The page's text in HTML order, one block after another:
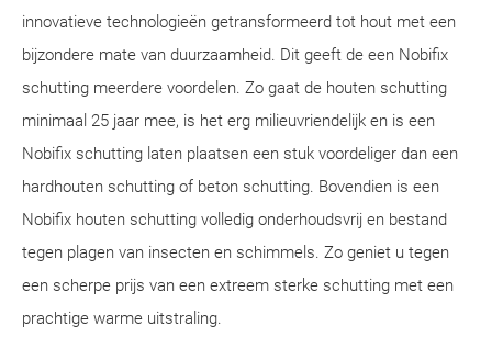
innovatieve technologieën getransformeerd tot hout met een
bijzondere mate van duurzaamheid. Dit geeft de een Nobifix
schutting meerdere voordelen. Zo gaat de houten schutting
minimaal 25 jaar mee, is het erg milieuvriendelijk en is een
Nobifix schutting laten plaatsen een stuk voordeliger dan een
hardhouten schutting of beton schutting. Bovendien is een
Nobifix houten schutting volledig onderhoudsvrij en bestand
tegen plagen van insecten en schimmels. Zo geniet u tegen
een scherpe prijs van een extreem sterke schutting met een
prachtige warme uitstraling.